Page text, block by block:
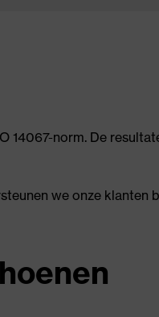
14067-norm. De
we onze klanten